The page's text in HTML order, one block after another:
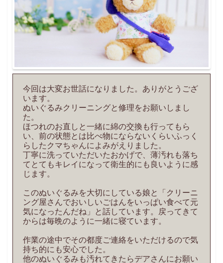
今回は大変お世話になりました。ありがとうござ
います。
ぬいぐるみクリーニングと修理をお願いしまし
た。
ほつれのお直しと一緒に綿の交換も行ってもら
い、前の状態とは比べ物にならないくらいふっく
らしたクマちゃんによみがえりました。
丁寧に洗っていただいたおかげで、薄汚れも落ち
てとてもキレイになって衛生的にも良いように感
じます。
このぬいぐるみを大切にしている娘と「クリーニ
ング屋さんでおいしいごはんをいっぱい食べて元
気になったんだね」と話しています。戻ってきて
からは毎晩のように一緒に寝ています。
作業の途中でその都度ご連絡をいただけるので気
持ち的にも安心でした。
他のぬいぐるみも汚れてきたらデアさんにお願い